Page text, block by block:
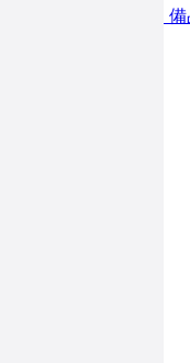
ィスアクセサリー・